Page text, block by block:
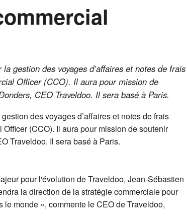
gestion des voyages d’affaires et notes de frais
Officer (CCO). Il aura pour mission de
CEO Traveldoo. Il sera basé à Paris.
des voyages d’affaires et notes de frais
(CCO). Il aura pour mission de soutenir
Traveldoo. Il sera basé à Paris.
pour l'évolution de Traveldoo, Jean-Sébastien
la direction de la stratégie commerciale pour
monde », commente le CEO de Traveldoo,